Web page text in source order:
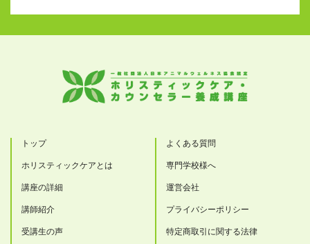
トップ
ホリスティックケアとは
講座の詳細
講師紹介
受講生の声
よくある質問
専門学校様へ
運営会社
プライバシーポリシー
特定商取引に関する法律